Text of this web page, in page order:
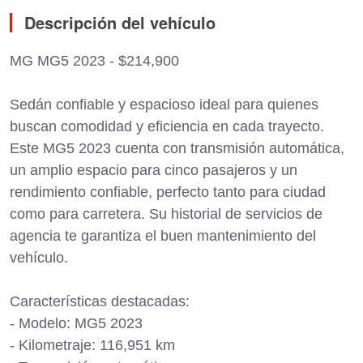
Descripción del vehículo
MG MG5 2023 - $214,900
Sedán confiable y espacioso ideal para quienes
buscan comodidad y eficiencia en cada trayecto.
Este MG5 2023 cuenta con transmisión automática,
un amplio espacio para cinco pasajeros y un
rendimiento confiable, perfecto tanto para ciudad
como para carretera. Su historial de servicios de
agencia te garantiza el buen mantenimiento del
vehículo.
Características destacadas:
- Modelo: MG5 2023
- Kilometraje: 116,951 km